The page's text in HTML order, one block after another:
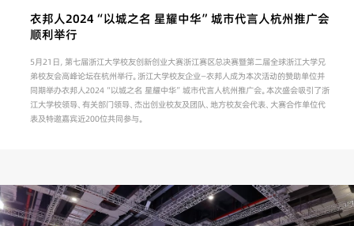
衣邦人2024“以城之名 星耀中华”城市代言人杭州推广会
顺利举行
5月21日，第七届浙江大学校友创新创业大赛浙江赛区总决赛暨第二届全球浙江大学兄
弟校友会高峰论坛在杭州举行。浙江大学校友企业—衣邦人成为本次活动的赞助单位并
同期举办衣邦人2024“以城之名 星耀中华”城市代言人杭州推广会。本次盛会吸引了浙
江大学校领导、有关部门领导、杰出创业校友及团队、地方校友会代表、大赛合作单位代
表及特邀嘉宾近200位共同参与。